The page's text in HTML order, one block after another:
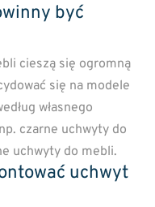
być
cieszą się ogromną
się na modele
własnego
czarne uchwyty do
uchwyty do mebli.
uchwyt